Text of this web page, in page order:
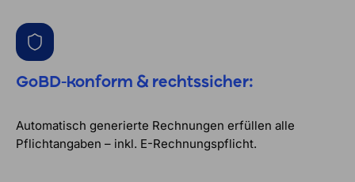
GoBD-konform & rechtssicher:
Automatisch generierte Rechnungen erfüllen alle
Pflichtangaben – inkl. E-Rechnungspflicht.